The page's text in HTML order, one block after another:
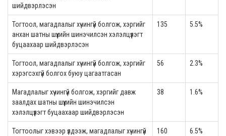
шийдвэрлэсэн
Тогтоол, магадлалыг хүчингүй болгож, хэргийг
анхан шатны шүүхийн шинэчилсэн хэлэлцүүлэгт
буцаахаар шийдвэрлэсэн
135 5.5%
Тогтоол, магадлалыг хүчингүй болгож, хэргийг
хэрэгсэхгүй болгох буюу цагаатгасан
56 2.3%
Магадлалыг хүчингүй болгож, хэргийг давж
заалдах шатны шүүхийн шинэчилсэн
хэлэлцүүлэгт буцаахаар шийдвэрлэсэн
38 1.6%
Тогтоолыг хэвээр үлдээж, магадлалыг хүчингүй
160 6.5%